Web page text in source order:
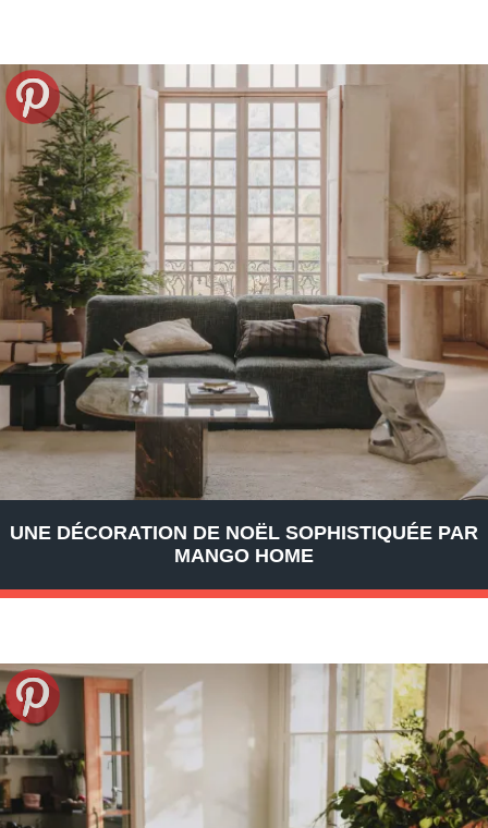
UNE DÉCORATION DE NOËL SOPHISTIQUÉE PAR
MANGO HOME